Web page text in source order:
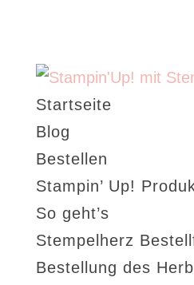
Startseite
Blog
Bestellen
Stampin’ Up!
So geht’s
Stempelherz
Bestellung des